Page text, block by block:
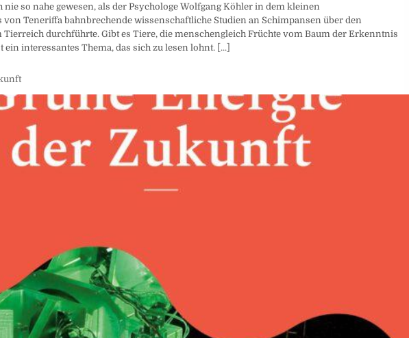
so nahe gewesen, als der Psychologe Wolfgang Köhler in dem kleinen
von Teneriffa bahnbrechende wissenschaftliche Studien an Schimpansen über den
Tierreich durchführte. Gibt es Tiere, die menschengleich Früchte vom Baum der Erkenntnis
ein interessantes Thema, das sich zu lesen lohnt. [...]